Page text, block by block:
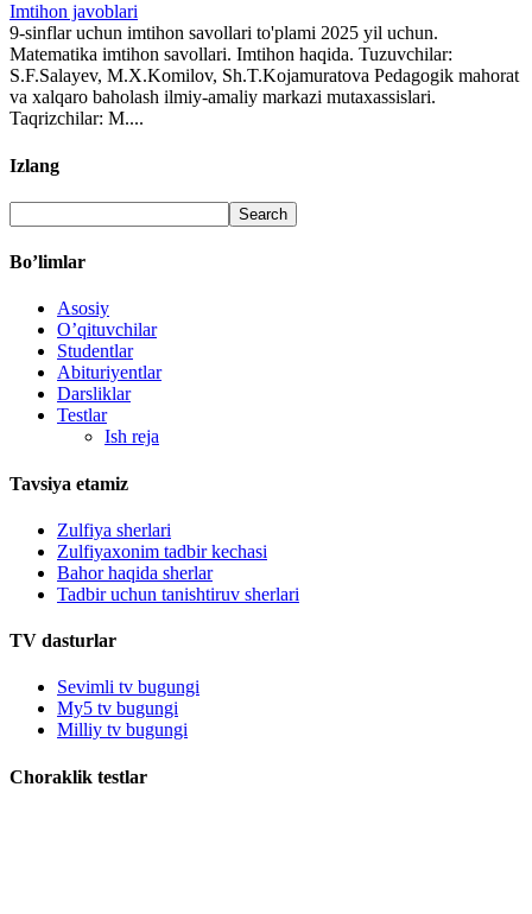
Imtihon javoblari
9-sinflar uchun imtihon savollari to'plami 2025 yil uchun.
Matematika imtihon savollari. Imtihon haqida. Tuzuvchilar:
S.F.Salayev, M.X.Komilov, Sh.T.Kojamuratova Pedagogik mahorat
va xalqaro baholash ilmiy-amaliy markazi mutaxassislari.
Taqrizchilar: M....
Izlang
Bo’limlar
Asosiy
O’qituvchilar
Studentlar
Abituriyentlar
Darsliklar
Testlar
Ish reja
Tavsiya etamiz
Zulfiya sherlari
Zulfiyaxonim tadbir kechasi
Bahor haqida sherlar
Tadbir uchun tanishtiruv sherlari
TV dasturlar
Sevimli tv bugungi
My5 tv bugungi
Milliy tv bugungi
Choraklik testlar